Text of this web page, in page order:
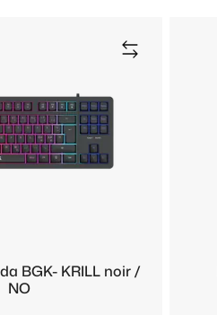
BGK- KRILL noir /
NO